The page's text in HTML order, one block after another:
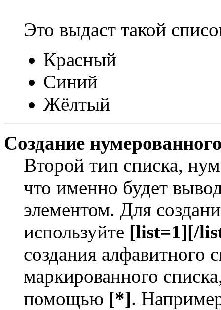
Это выдаст такой
Красный
Синий
Жёлтый
Создание
Второй тип списка,
что именно будет
элементом. Для
используйте [list=1][/
создания алфавитного
маркированного
помощью [*].